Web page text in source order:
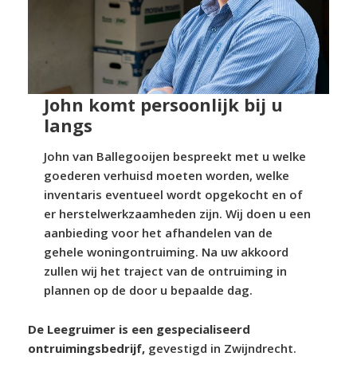
John komt persoonlijk bij u
langs
John van Ballegooijen bespreekt met u welke
goederen verhuisd moeten worden, welke
inventaris eventueel wordt opgekocht en of
er herstelwerkzaamheden zijn. Wij doen u een
aanbieding voor het afhandelen van de
gehele woningontruiming. Na uw akkoord
zullen wij het traject van de ontruiming in
plannen op de door u bepaalde dag.
De Leegruimer is een gespecialiseerd
ontruimingsbedrijf, gevestigd in Zwijndrecht.